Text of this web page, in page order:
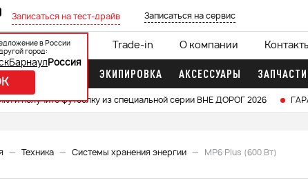
в России
город:
Барнаул Россия
Записаться на тест-драйв Записаться на сервис
Кредит 0% Trade-in О компании
МОТОРЫ ЭКИПИРОВКА АКСЕССУАРЫ ЗАПЧАСТИ
и получите футболку из специальной серии ВНЕ ДОРОГ 2026
Техника Системы хранения энергии MP6 Plus (600 Вт)